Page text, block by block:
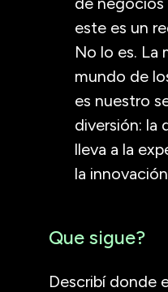
este es un
No lo es. La
mundo de
es nuestro
diversión: la
lleva a la
la
Que sigue?
Describí donde